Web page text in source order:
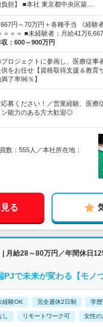
担】 ■本社 東京都中央区築…
円～70万円＋各種手当 《経験
＝＝＝ ■未経験者：月給41万
： 600～900万円
プロジェクトに参画し、医療従事
をお任せ【資格取得支援＆教育
了率96％】
募ください！／営業経験、医療
ン能力のある方大歓迎◎
数：555人／本社所在地：
る
月給28～80万円／年間休日
で未来が変わる【モノ
経験OK 完全週休2日制 学
リモートワーク可 女性の